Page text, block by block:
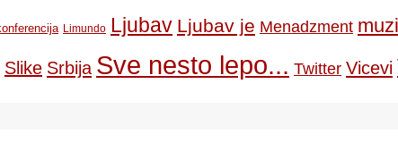
Limundo Ljubav Ljubav je Menadzment
Slike Srbija Sve nesto lepo... Twitter Vicevi